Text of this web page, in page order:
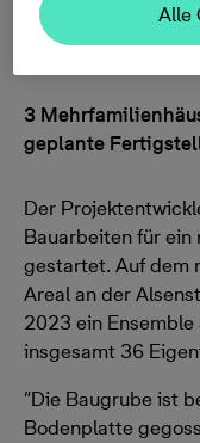
10.02.2022, 09:00
3
geplante
Der
Bauarbeiten für ein
gestartet. Auf dem
Areal an der
2023 ein
insgesamt 36
”Die Baugrube ist
Bodenplatte
Alle